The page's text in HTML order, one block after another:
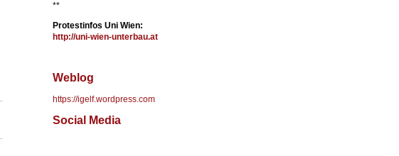
**
Protestinfos Uni Wien:
http://uni-wien-unterbau.at
Weblog
https://igelf.wordpress.com
Social Media